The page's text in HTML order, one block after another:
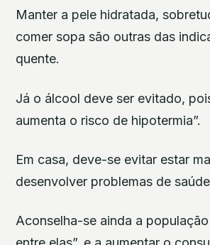
Manter a pele hidratada,
comer sopa são outras das
quente.
Já o álcool deve ser evitado,
aumenta o risco de hipotermia”.
Em casa, deve-se evitar estar
desenvolver problemas de
Aconselha-se ainda a